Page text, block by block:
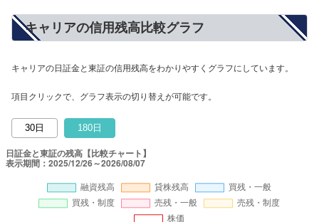
キャリアの信用残高比較グラフ
キャリアの日証金と東証の信用残高をわかりやすくグラフにしています。
項目クリックで、グラフ表示の切り替えが可能です。
30日 180日